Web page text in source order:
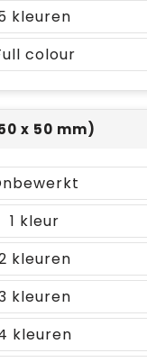
colour
x 50 mm)
1